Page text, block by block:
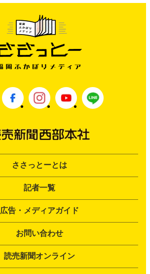
ささっとーとは
記者一覧
広告・メディアガイド
お問い合わせ
読売新聞オンライン